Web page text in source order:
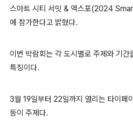
스마트 시티 서밋 & 엑스포(2024
에 참가한다고 밝혔다.
이번 박람회는 각 도시별로 주제와 기간
특징이다.
3월 19일부터 22일까지 열리는 타이페
등이 주제다.